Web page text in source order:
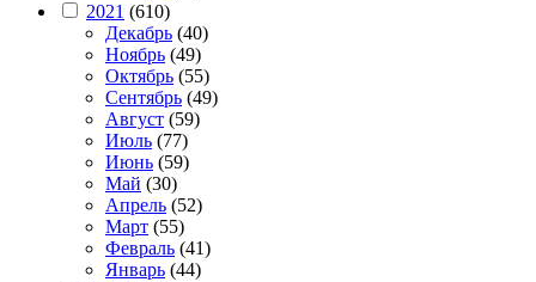
2021 (610)
Декабрь (40)
Ноябрь (49)
Октябрь (55)
Сентябрь (49)
Август (59)
Июль (77)
Июнь (59)
Май (30)
Апрель (52)
Март (55)
Февраль (41)
Январь (44)